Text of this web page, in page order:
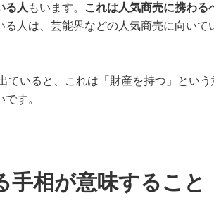
る人 もいます。
これは人気商売に携わる
人は、芸能界などの人気商売に向いて
ていると、これは「財産を持つ」という
す。
手相が意味すること